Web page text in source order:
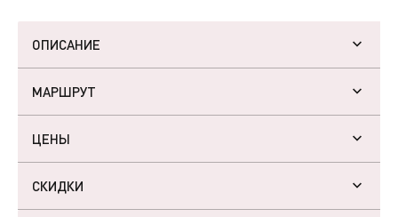
ОПИСАНИЕ
МАРШРУТ
ЦЕНЫ
СКИДКИ